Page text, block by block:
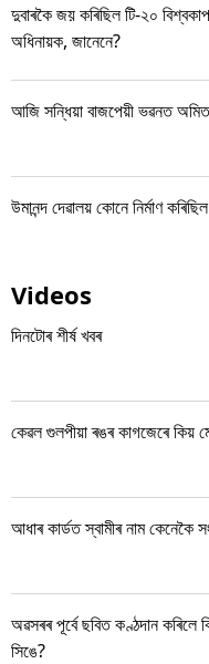
দুবাৰকৈ জয় কৰিছিল টি-২০
অধিনায়ক, জানেনে?
আজি সন্ধিয়া বাজপেয়ী ভৱনত
উমানন্দ দেৱালয় কোনে নিৰ্মাণ কৰিছিল
Videos
দিনটোৰ শীৰ্ষ খবৰ
কেৱল গুলপীয়া ৰঙৰ কাগজেৰে কিয়
আধাৰ কাৰ্ডত স্বামীৰ নাম কেনেকৈ
অৱসৰৰ পূৰ্বে ছবিত কণ্ঠদান কৰিলে
সিঙে?